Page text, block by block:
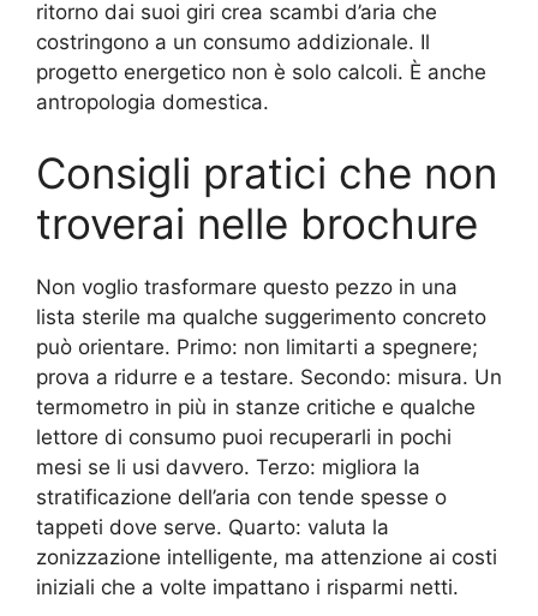
ritorno dai suoi giri crea scambi d’aria che
costringono a un consumo addizionale. Il
progetto energetico non è solo calcoli. È anche
antropologia domestica.
Consigli pratici che non
troverai nelle brochure
Non voglio trasformare questo pezzo in una
lista sterile ma qualche suggerimento concreto
può orientare. Primo: non limitarti a spegnere;
prova a ridurre e a testare. Secondo: misura. Un
termometro in più in stanze critiche e qualche
lettore di consumo puoi recuperarli in pochi
mesi se li usi davvero. Terzo: migliora la
stratificazione dell’aria con tende spesse o
tappeti dove serve. Quarto: valuta la
zonizzazione intelligente, ma attenzione ai costi
iniziali che a volte impattano i risparmi netti.